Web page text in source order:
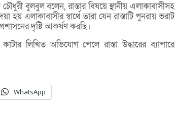
বুলবুল বলেন, রাস্তার বিষয়ে স্থানীয় এলাকাবাসীসহ
এলাকাবাসীর স্বার্থে তারা যেন রাস্তাটি পুনরায় ভরাট
দৃষ্টি আকর্ষণ করছি।
লিখিত অভিযোগ পেলে রাস্তা উদ্ধারের ব্যাপারে
WhatsApp